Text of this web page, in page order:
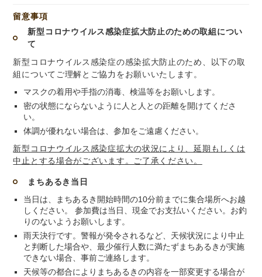
留意事項
新型コロナウイルス感染症拡大防止のための取組につい
て
新型コロナウイルス感染症の感染拡大防止のため、以下の取
組についてご理解とご協力をお願いいたします。
マスクの着用や手指の消毒、検温等をお願いします。
密の状態にならないように人と人との距離を開けてくださ
い。
体調が優れない場合は、参加をご遠慮ください。
新型コロナウイルス感染症拡大の状況により、延期もしくは
中止とする場合がございます。ご了承ください。
まちあるき当日
当日は、まちあるき開始時間の10分前までに集合場所へお越
しください。 参加費は当日、現金でお支払いください。お釣
りのないようお願いします。
雨天決行です。警報が発令されるなど、天候状況により中止
と判断した場合や、最少催行人数に満たずまちあるきが実施
できない場合、事前ご連絡します。
天候等の都合によりまちあるきの内容を一部変更する場合が